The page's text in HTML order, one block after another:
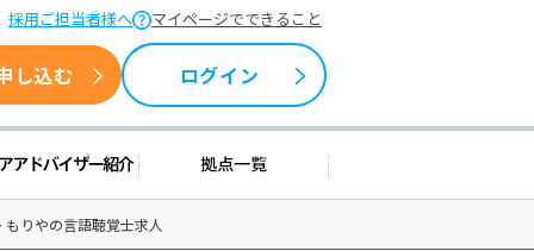
採用ご担当者様へ マイページでできること
し込む ログイン
報 キャリアアドバイザー紹介 拠点一覧
りやの言語聴覚士求人